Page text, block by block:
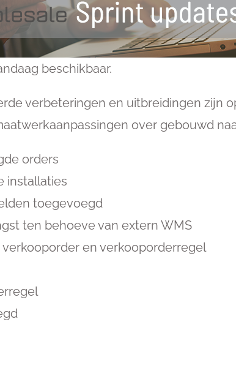
beschikbaar.
verbeteringen en uitbreidingen zijn
over gebouwd
orders
installaties
toegevoegd
ten behoeve van extern WMS
verkooporder en verkooporderregel